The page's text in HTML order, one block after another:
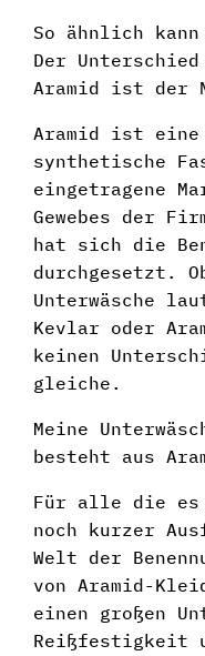
So ähnlich kann
Der
Aramid ist der
Aramid ist
synthetische
eingetragene
Gewebes der
hat sich die
durchgesetzt.
Unterwäsche
Kevlar oder
keinen
gleiche.
Meine
besteht aus
Für alle die
noch kurzer
Welt der
von Aramid-
einen großen
Reißfestigkeit